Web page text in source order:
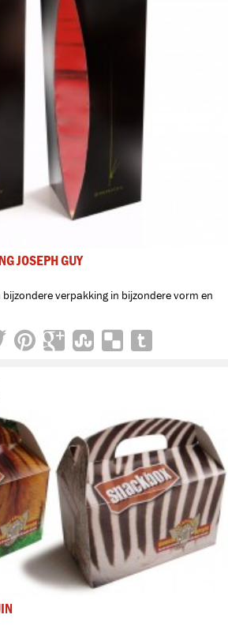
JOSEPH GUY
verpakking in bijzondere vorm en